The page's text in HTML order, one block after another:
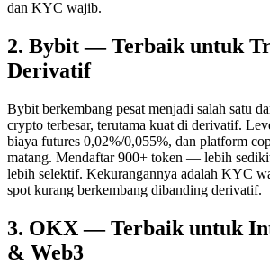
dan KYC wajib.
2. Bybit — Terbaik untuk
Derivatif
Bybit berkembang pesat menjadi salah satu
crypto terbesar, terutama kuat di derivatif.
biaya futures 0,02%/0,055%, dan platform
matang. Mendaftar 900+ token — lebih
lebih selektif. Kekurangannya adalah KYC
spot kurang berkembang dibanding derivatif.
3. OKX — Terbaik untuk
& Web3